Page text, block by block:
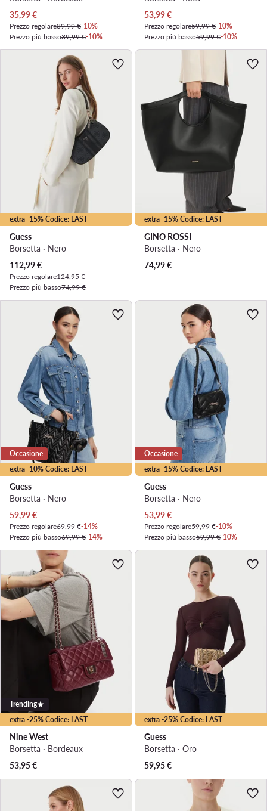
Prezzo attuale
35,99€
Prezzo regolare39,99 €-10%
Prezzo più basso39,99 €-10%
Prezzo attuale
53,99€
Prezzo regolare59,99 €-10%
Prezzo più basso59,99 €-10%
extra -15% Codice: LAST
Guess
Borsetta · Nero
Prezzo attuale
112,99€
Prezzo regolare124,95 €
Prezzo più basso74,99 €
extra -15% Codice: LAST
GINO ROSSI
Borsetta · Nero
74,99€
extra -10% Codice: LAST
Occasione
Guess
Borsetta · Nero
Prezzo attuale
59,99€
Prezzo regolare69,99 €-14%
Prezzo più basso69,99 €-14%
extra -15% Codice: LAST
Occasione
Guess
Borsetta · Nero
Prezzo attuale
53,99€
Prezzo regolare59,99 €-10%
Prezzo più basso59,99 €-10%
extra -25% Codice: LAST
Trending
Nine West
Borsetta · Bordeaux
53,95€
extra -25% Codice: LAST
Guess
Borsetta · Oro
59,95€